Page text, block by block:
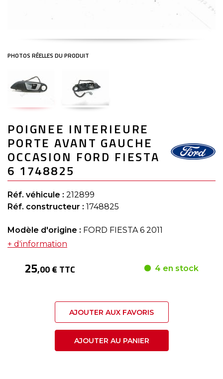
to
the
beginning
of
the
images
gallery
POIGNEE INTERIEURE
PORTE AVANT GAUCHE
OCCASION FORD FIESTA
6 1748825
Réf. véhicule : 212899
Réf. constructeur : 1748825
Modèle d'origine : FORD FIESTA 6 2011
+ d'information
25,00 € TTC 4 en stock
AJOUTER AUX FAVORIS
AJOUTER AU PANIER